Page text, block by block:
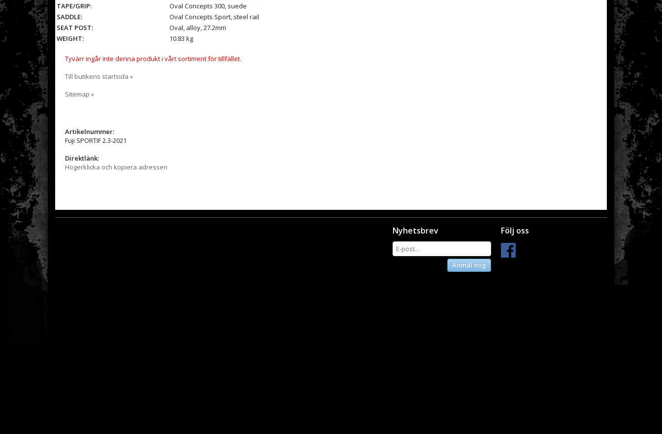
TAPE/GRIP:
Oval Concepts 300, suede
SADDLE:
Oval Concepts Sport, steel rail
SEAT POST:
Oval, alloy, 27.2mm
WEIGHT:
10.83 kg
Tyvärr ingår inte denna produkt i vårt sortiment för tillfället.
Till butikens startsida »
Sitemap »
Artikelnummer:
Fuji SPORTIF 2.3-2021
Direktlänk:
Högerklicka och kopiera adressen
Följ oss
Nyhetsbrev
Anmäl mig